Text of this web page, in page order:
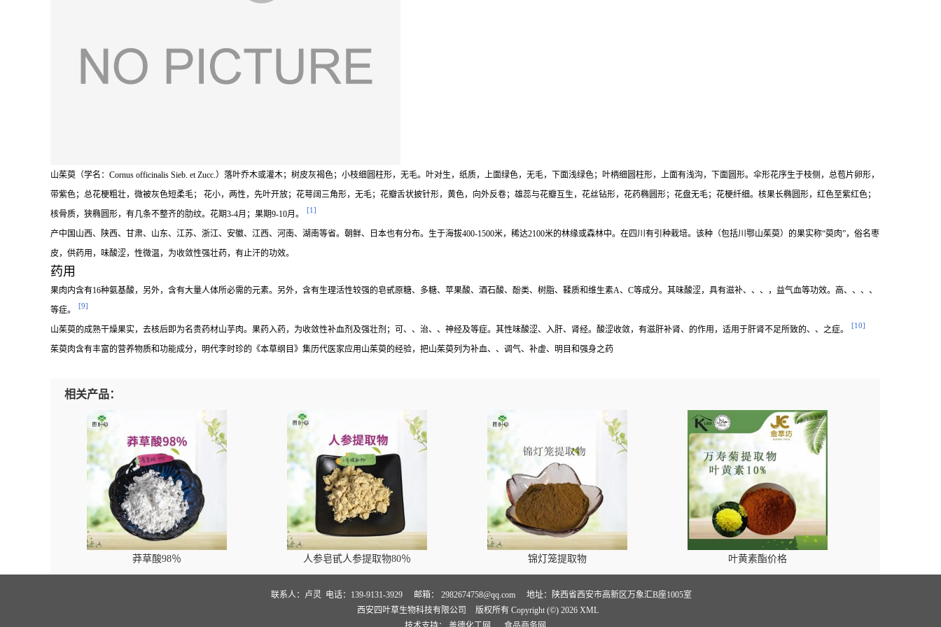
山茱萸（学名： Cornus officinalis Sieb. et Zucc.）落叶乔木或灌木；树皮灰褐色；小枝细圆柱形，无毛。叶对生，纸质，上面绿色，无毛，下面浅绿色；叶柄细圆柱形，上面有浅沟，下面圆形。伞形花序生于枝侧，总苞片卵形，
带紫色；总花梗粗壮，微被灰色短柔毛； 花小，两性，先叶开放；花萼阔三角形，无毛；花瓣舌状披针形，黄色，向外反卷；雄蕊与花瓣互生，花丝钻形，花药椭圆形；花盘无毛；花梗纤细。核果长椭圆形，红色至紫红色；
核骨质，狭椭圆形，有几条不整齐的肋纹。花期3-4月；果期9-10月。
[1]
产中国山西、陕西、甘肃、山东、江苏、浙江、安徽、江西、河南、湖南等省。朝鲜、日本也有分布。生于海拔400-1500米，稀达2100米的林缘或森林中。在四川有引种栽培。该种（包括川鄂山茱萸）的果实称“萸肉”，俗名枣
皮，供药用，味酸涩，性微温，为收敛性强壮药，有止汗的功效。
药用
果肉内含有16种氨基酸，另外，含有大量人体所必需的元素。另外，含有生理活性较强的皂甙原糖、多糖、苹果酸、酒石酸、酚类、树脂、鞣质和维生素A、C等成分。其味酸涩，具有滋补、、、，益气血等功效。高、、、、
等症。
[9]
山茱萸的成熟干燥果实，去核后即为名贵药材山芋肉。果药入药，为收敛性补血剂及强壮剂；可、、治、、神经及等症。其性味酸涩、入肝、肾经。酸涩收敛，有滋肝补肾、的作用，适用于肝肾不足所致的、、之症。 [10]
茱萸肉含有丰富的营养物质和功能成分，明代李时珍的《本草纲目》集历代医家应用山茱萸的经验，把山茱萸列为补血、、调气、补虚、明目和强身之药
相关产品：
莽草酸98％ 人参皂甙人参提取物80％ 锦灯笼提取物 叶黄素酯价格
联系人：卢灵 电话：139-9131-3929 邮箱： 2982674758@qq.com
地址：陕西省西安市高新区万象汇B座1005室
西安四叶草生物科技有限公司
版权所有 Copyright (©) 2026 XML